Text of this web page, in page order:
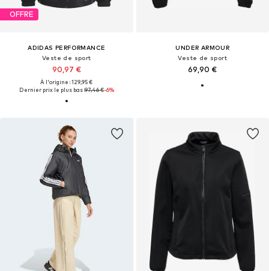
OFFRE
ADIDAS PERFORMANCE
Veste de sport
90,97 €
À l'origine : 129,95 €
Dernier prix le plus bas :97,46 €-6%
UNDER ARMOUR
Veste de sport
69,90 €